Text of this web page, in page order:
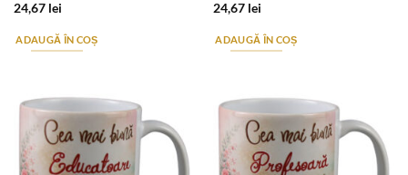
24,67 lei
ADAUGĂ ÎN COȘ
24,67 lei
ADAUGĂ ÎN COȘ